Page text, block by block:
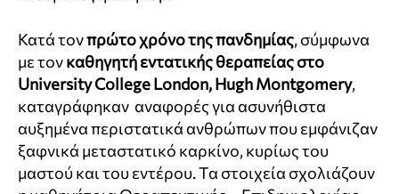
Κατά τονπρώτο χρόνο της πανδημίας, σύμφωνα
με τονκαθηγητή εντατικής θεραπείας στο
University College London, Hugh Montgomery,
καταγράφηκαν αναφορές για ασυνήθιστα
αυξημένα περιστατικά ανθρώπων που εμφάνιζαν
ξαφνικά μεταστατικό καρκίνο, κυρίως του
μαστού και του εντέρου. Τα στοιχεία σχολιάζουν